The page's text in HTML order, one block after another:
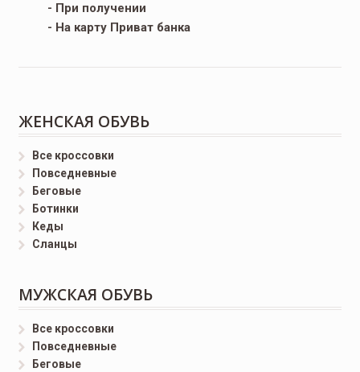
- При получении
- На карту Приват банка
ЖЕНСКАЯ ОБУВЬ
Все кроссовки
Повседневные
Беговые
Ботинки
Кеды
Сланцы
МУЖСКАЯ ОБУВЬ
Все кроссовки
Повседневные
Беговые